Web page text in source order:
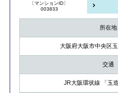
〔マンションID〕
003833
所在地
大阪府大阪市中央区
交通
JR大阪環状線 「玉